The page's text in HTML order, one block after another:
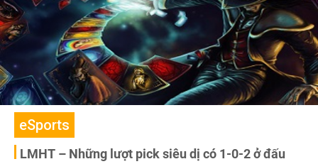
eSports
LMHT – Những lượt pick siêu dị có 1-0-2 ở đấu